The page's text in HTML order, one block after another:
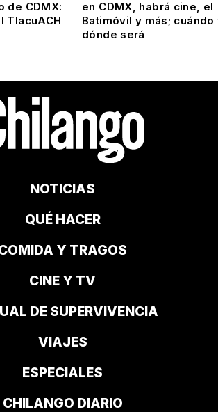
de CDMX:
TlacuACH
en CDMX, habrá cine, el
Batimóvil y más; cuándo
dónde será
NOTICIAS
QUÉ HACER
Y TRAGOS
CINE Y TV
DE SUPERVIVENCIA
VIAJES
ESPECIALES
CHILANGO DIARIO